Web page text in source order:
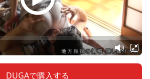
DUGAで購入する